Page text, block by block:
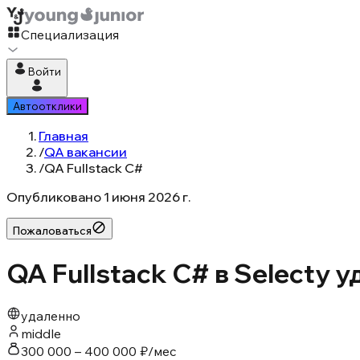
Специализация
Войти
Автоотклики
Главная
/QA вакансии
/QA Fullstack C#
Опубликовано 1 июня 2026 г.
Пожаловаться
QA Fullstack C# в Selecty
удаленно
middle
300 000 – 400 000 ₽/мес